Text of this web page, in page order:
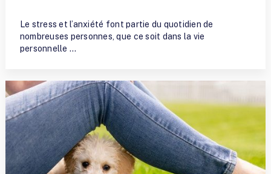
Le stress et l’anxiété font partie du quotidien de
nombreuses personnes, que ce soit dans la vie
personnelle …